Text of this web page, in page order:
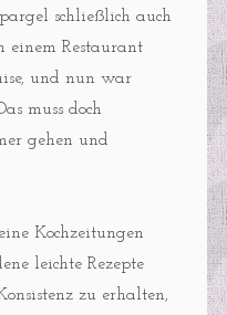
schließlich auch
einem Restaurant
und nun war
muss doch
gehen und
Kochzeitungen
leichte Rezepte
zu erhalten,